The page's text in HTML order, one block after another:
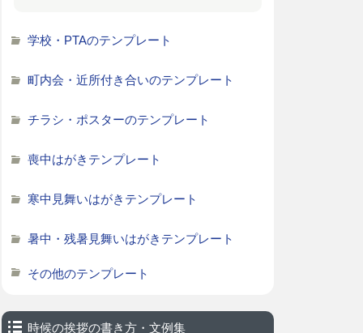
学校・PTAのテンプレート
町内会・近所付き合いのテンプレート
チラシ・ポスターのテンプレート
喪中はがきテンプレート
寒中見舞いはがきテンプレート
暑中・残暑見舞いはがきテンプレート
その他のテンプレート
時候の挨拶の書き方・文例集